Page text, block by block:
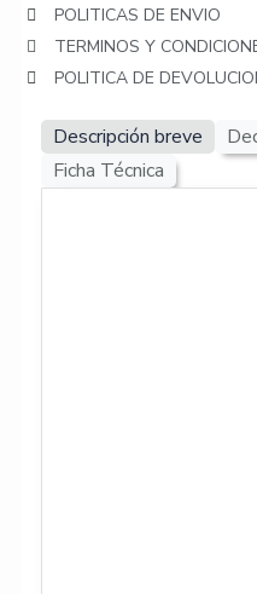
POLITICAS DE ENVIO
TERMINOS Y
POLITICA DE
Descripción breve
Ficha Técnica